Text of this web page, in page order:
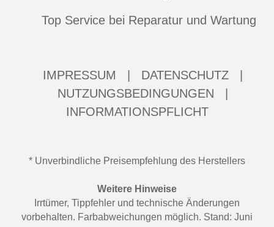
Top Service bei Reparatur und Wartung
IMPRESSUM DATENSCHUTZ
NUTZUNGSBEDINGUNGEN
INFORMATIONSPFLICHT
* Unverbindliche Preisempfehlung des Herstellers
Weitere Hinweise
Irrtümer, Tippfehler und technische Änderungen
vorbehalten. Farbabweichungen möglich. Stand: Juni